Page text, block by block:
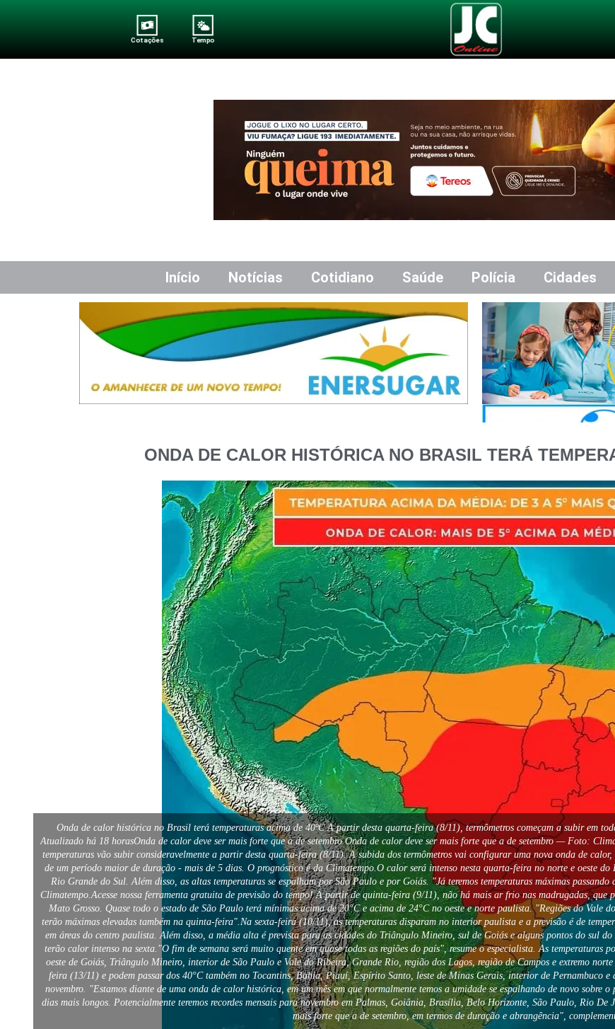
Cotações Tempo
Início Notícias Cotidiano Saúde Polícia Cidades
ONDA DE CALOR HISTÓRICA NO BRASIL TERÁ
Onda de calor histórica no Brasil terá temperaturas acima de 40ºC A partir desta quarta-feira (8/11), termômetros começam a subir em
Atualizado há 18 horasOnda de calor deve ser mais forte que a de setembro Onda de calor deve ser mais forte que a de setembro — Foto:
temperaturas vão subir consideravelmente a partir desta quarta-feira (8/11). A subida dos termômetros vai configurar uma nova onda de
de um período maior de duração - mais de 5 dias. O prognóstico é da Climatempo.O calor será intenso nesta quarta-feira no norte e oeste do
Rio Grande do Sul. Além disso, as altas temperaturas se espalham por São Paulo e por Goiás. "Já teremos temperaturas máximas
Climatempo.Acesse nossa ferramenta gratuita de previsão do tempo! A partir de quinta-feira (9/11), não há mais ar frio nas madrugadas, que
Mato Grosso. Quase todo o estado de São Paulo terá mínimas acima de 20°C e acima de 24°C no oeste e norte paulista. "Regiões do
terão máximas elevadas também na quinta-feira".Na sexta-feira (10/11), as temperaturas disparam no interior paulista e a previsão é de
em áreas do centro paulista. Além disso, a média alta é prevista para as cidades do Triângulo Mineiro, sul de Goiás e alguns pontos do sul
terão calor intenso na sexta."O fim de semana será muito quente em quase todas as regiões do país", resume o especialista. As temperaturas
oeste de Goiás, Triângulo Mineiro, interior de São Paulo e Vale do Ribeira, Grande Rio, região dos Lagos, região de Campos e extremo
feira (13/11) e podem passar dos 40°C também no Tocantins, Bahia, Piauí, Espírito Santo, leste de Minas Gerais, interior de Pernambuco
novembro. "Estamos diante de uma onda de calor histórica, em um mês em que normalmente temos a umidade se espalhando de novo sobre
dias mais longos. Potencialmente teremos recordes mensais para novembro em Palmas, Goiânia, Brasília, Belo Horizonte, São Paulo, Rio
mais forte que a de setembro, em termos de duração e abrangência",